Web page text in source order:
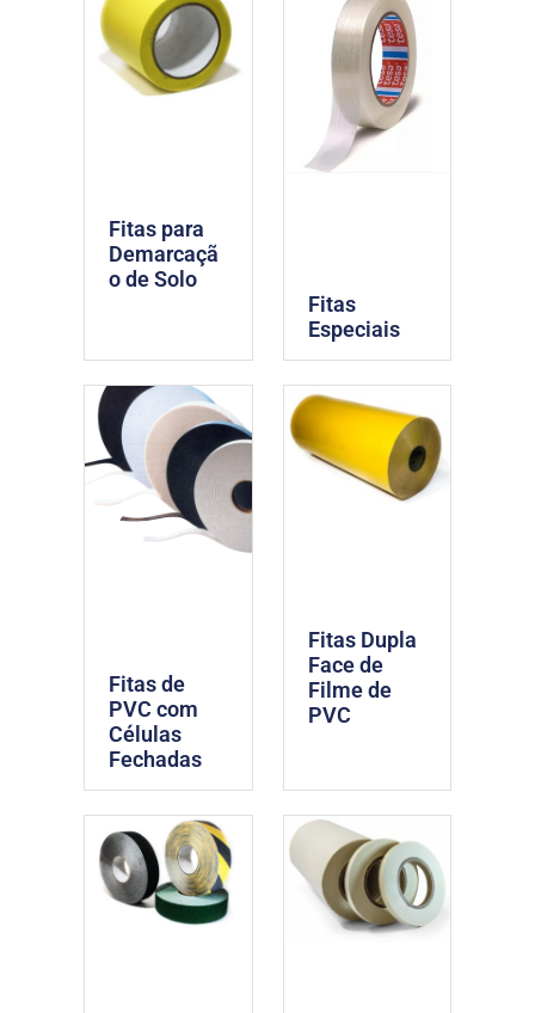
Fitas para
Demarcaçã
o de Solo
Fitas
Especiais
Fitas de
PVC com
Células
Fechadas
Fitas Dupla
Face de
Filme de
PVC